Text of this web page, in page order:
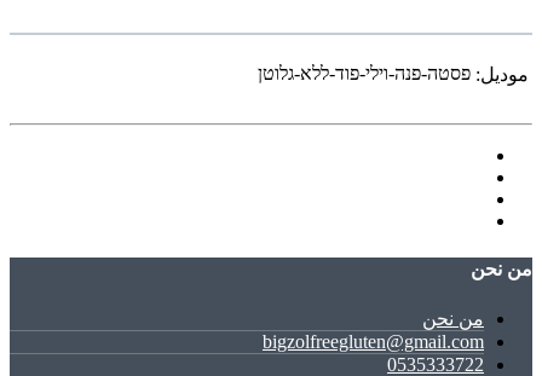
موديل: פסטה-פנה-וילי-פוד-ללא-גלוטן
ﻣﻦ ﻧﺤﻦ
ﻣﻦ ﻧﺤﻦ
bigzolfreegluten@gmail.com
0535333722